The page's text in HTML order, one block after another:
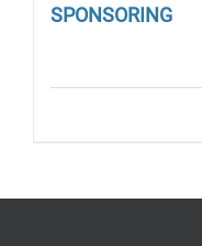
SPONSORING